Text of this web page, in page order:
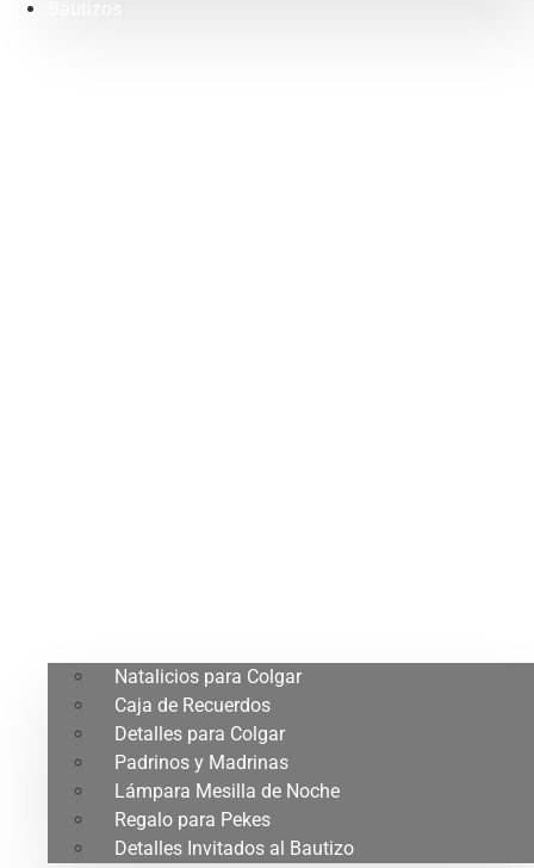
Natalicios para Colgar
Caja de Recuerdos
Detalles para Colgar
Padrinos y Madrinas
Lámpara Mesilla de Noche
Regalo para Pekes
Detalles Invitados al Bautizo